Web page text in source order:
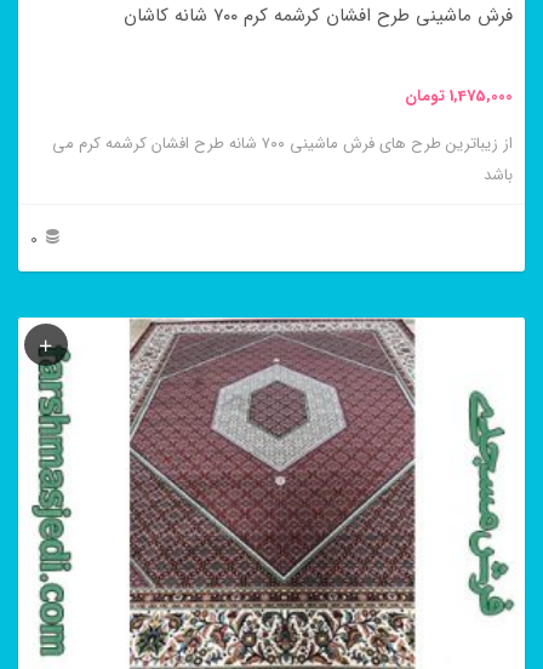
صفحه
انتخاب
شوند
فرش ماشینی طرح افشان کرشمه کرم ۷۰۰ شانه کاشان
1,475,000تومان
از زیباترین طرح های فرش ماشینی ۷۰۰ شانه طرح افشان کرشمه کرم می
باشد
0
محصول
مختلفی
باشد.
گزینه
ها